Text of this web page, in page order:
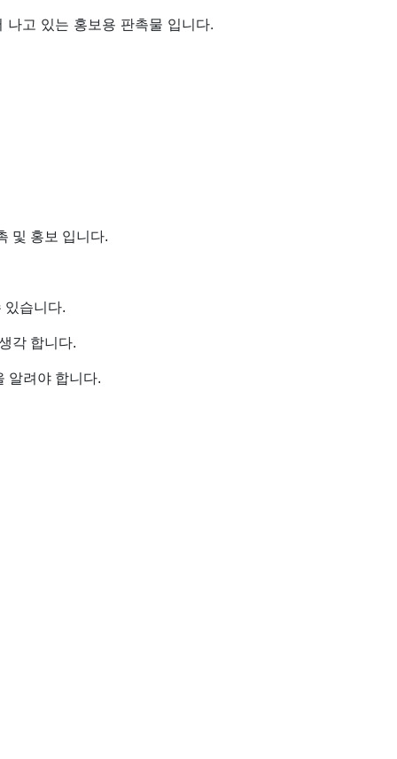
고 있는 홍보용 판촉물 입니다.
및 홍보 입니다.
있습니다.
각 합니다.
알려야 합니다.